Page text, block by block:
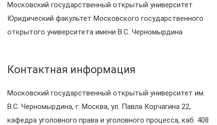
Московский государственный открытый университет
Юридический факультет Московского государственного
открытого университета имени В.С. Черномырдина
Контактная информация
Московский государственный открытый университет им.
В.С. Черномырдина, г. Москва, ул. Павла Корчагина 22,
кафедра уголовного права и уголовного процесса, каб. 408